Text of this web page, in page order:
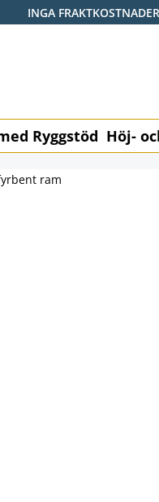
INGA FRAKTKOSTNADER
Ryggstöd Höj-